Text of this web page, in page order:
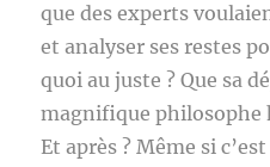
que des experts
et analyser ses restes
quoi au juste ? Que sa
magnifique philosophe
Et après ? Même si